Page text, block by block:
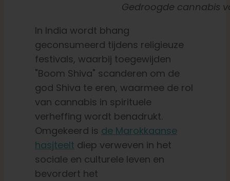
Gedroogde cannabis
In India wordt bhang
geconsumeerd tijdens religieuze
festivals, waarbij toegewijden
"Boom Shiva" scanderen om de
god Shiva te eren, waarmee de rol
van cannabis in spirituele
verheffing wordt benadrukt.
Omgekeerd is de Marokkaanse
hasjteelt diep verweven in het
sociale en culturele leven en
bevordert het